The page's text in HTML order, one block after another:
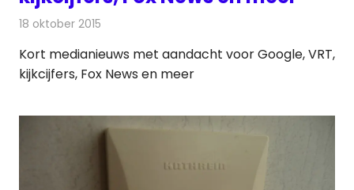
18 oktober 2015
Kort medianieuws met aandacht voor Google, VRT,
kijkcijfers, Fox News en meer